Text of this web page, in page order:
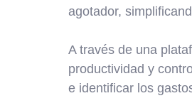
agotador,
A través de una
productividad y
e identificar los